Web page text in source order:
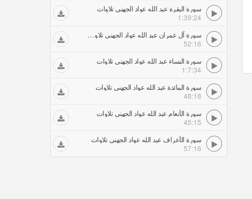
سورة البقرة عبد الله عواد الجهني تلاوات
1:39:24
سورة آل عمران عبد الله عواد الجهني تلاوات
52:16
سورة النساء عبد الله عواد الجهني تلاوات
1:7:34
سورة المائدة عبد الله عواد الجهني تلاوات
48:18
سورة الأنعام عبد الله عواد الجهني تلاوات
45:15
سورة الأعراف عبد الله عواد الجهني تلاوات
57:16